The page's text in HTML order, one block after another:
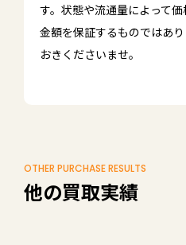
す。状態や流通量によって
金額を保証するものではあ
おきくださいませ。
OTHER PURCHASE RESULTS
他の買取実績